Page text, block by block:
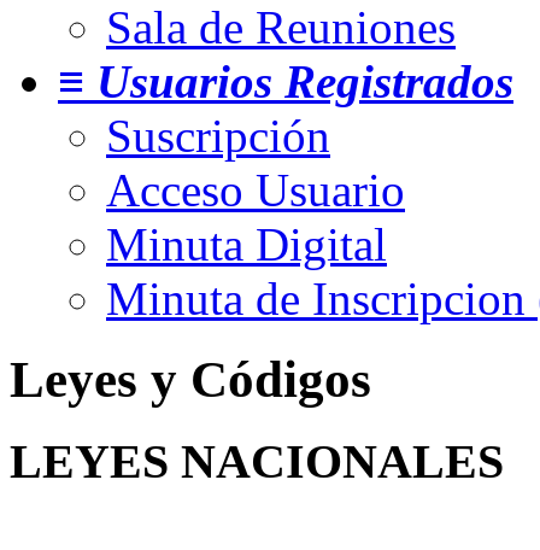
Sala de Reuniones
≡ Usuarios Registrados
Suscripción
Acceso Usuario
Minuta Digital
Minuta de Inscripcion
Leyes y Códigos
LEYES NACIONALES